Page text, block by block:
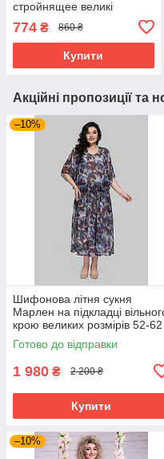
стройнящее великі
774 ₴ 860 ₴
Купити
Акційні пропозиції та
–10%
Шифонова літня сукня
Марлен на підкладці
крою великих розмірів 52-62
різні кольори
Готово до відправки
1 980 ₴ 2 200 ₴
Купити
–10%